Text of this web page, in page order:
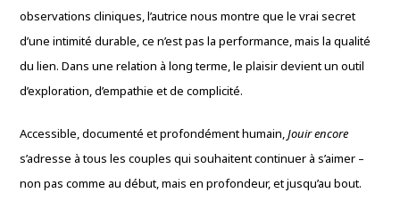
observations cliniques, l’autrice nous montre que le vrai secret
d’une intimité durable, ce n’est pas la performance, mais la qualité
du lien. Dans une relation à long terme, le plaisir devient un outil
d’exploration, d’empathie et de complicité.
Accessible, documenté et profondément humain,Jouir encore
s’adresse à tous les couples qui souhaitent continuer à s’aimer –
non pas comme au début, mais en profondeur, et jusqu’au bout.